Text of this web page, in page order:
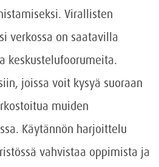
Virallisten
verkossa on saatavilla
keskustelufoorumeita.
joissa voit kysyä suoraan
muiden
Käytännön harjoittelu
vahvistaa oppimista ja